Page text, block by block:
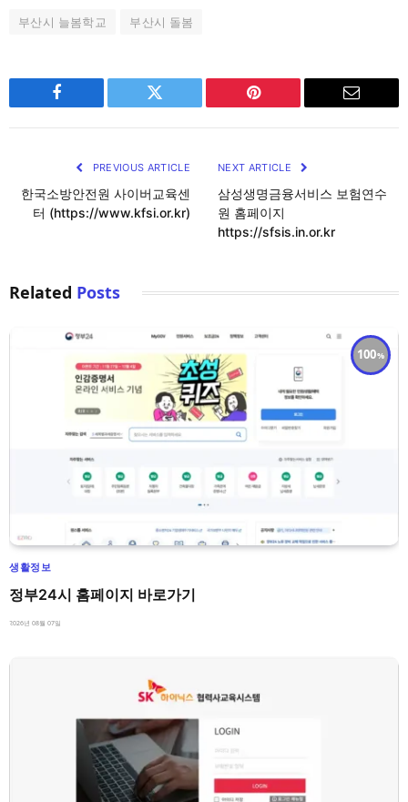
부산시 늘봄학교 부산시 돌봄
Facebook Twitter Pinterest Email
PREVIOUS ARTICLE
한국소방안전원 사이버교육센
터 (https://www.kfsi.or.kr)
NEXT ARTICLE
삼성생명금융서비스 보험연수
원 홈페이지
https://sfsis.in.or.kr
Related Posts
100
생활정보
정부24시 홈페이지 바로가기
2026년 08월 07일